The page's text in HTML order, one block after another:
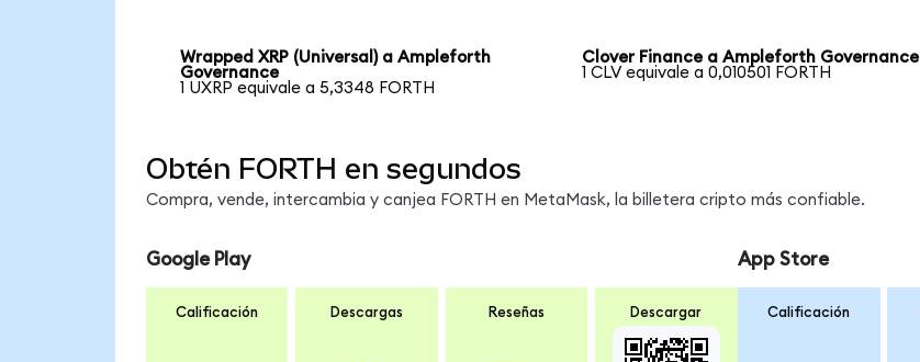
Wrapped XRP (Universal) a Ampleforth
Governance
1 UXRP equivale a 5,3348 FORTH
Clover Finance a Ampleforth Governance
1 CLV equivale a 0,010501 FORTH
Obtén FORTH en segundos
Compra, vende, intercambia y canjea FORTH en MetaMask, la billetera cripto más confiable.
Google Play
Calificación Descargas Reseñas Descargar
App Store
Calificación